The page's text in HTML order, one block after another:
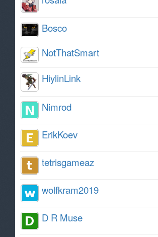
Bosco
NotThatSmart
HiylinLink
Nimrod
ErikKoev
tetrisgameaz
wolfkram2019
D R Muse